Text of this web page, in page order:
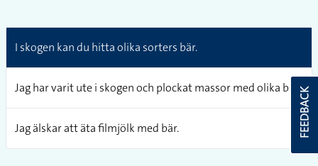
I skogen kan du hitta olika sorters bär.
Jag har varit ute i skogen och plockat massor med olika bär.
Jag älskar att äta filmjölk med bär. FEEDBACK